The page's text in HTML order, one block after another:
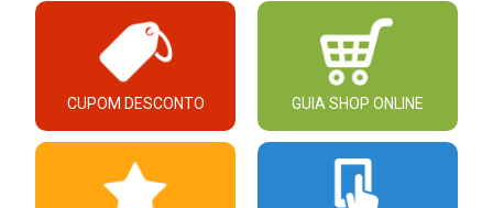
CUPOM DESCONTO GUIA SHOP ONLINE